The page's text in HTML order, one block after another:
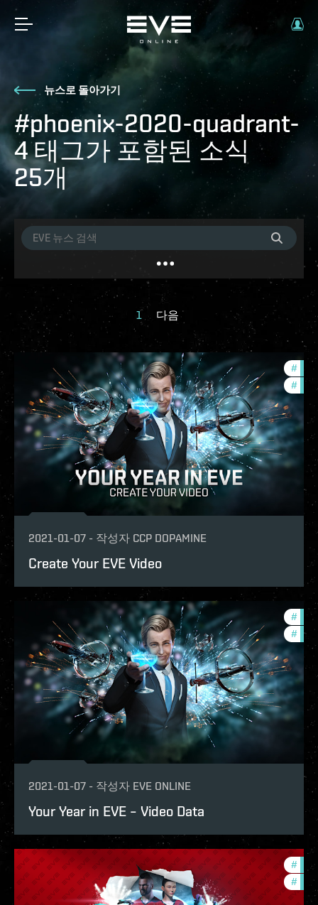
뉴스로 돌아가기
#phoenix-2020-quadrant-
4 태그가 포함된 소식
25개
1 다음
#
#
2021-01-07 - 작성자 CCP DOPAMINE
Create Your EVE Video
#
#
2021-01-07 - 작성자 EVE ONLINE
Your Year in EVE – Video Data
# in-
#